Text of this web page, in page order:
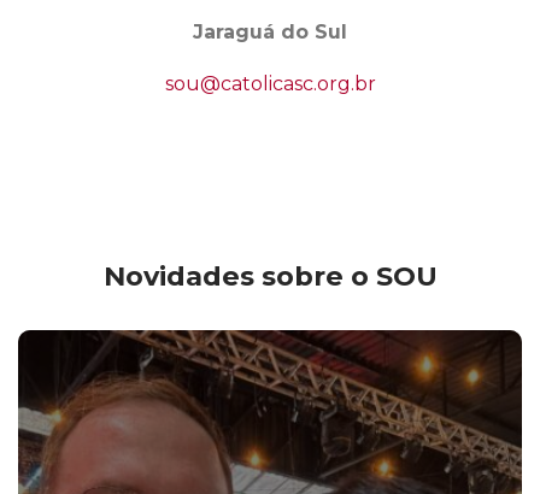
Jaraguá do Sul
sou@catolicasc.org.br
Novidades sobre o SOU